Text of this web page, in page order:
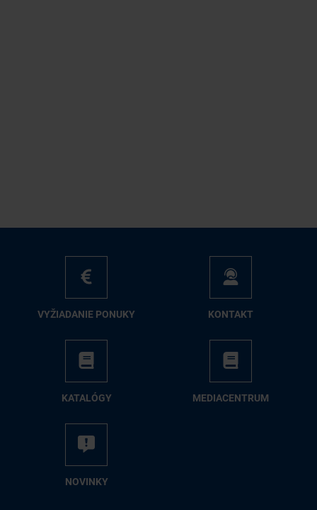
VY­ŽIA­DA­NIE PO­NU­KY KON­TAKT
KA­TA­LÓ­GY ME­DIA­CEN­TRUM
NO­VIN­KY